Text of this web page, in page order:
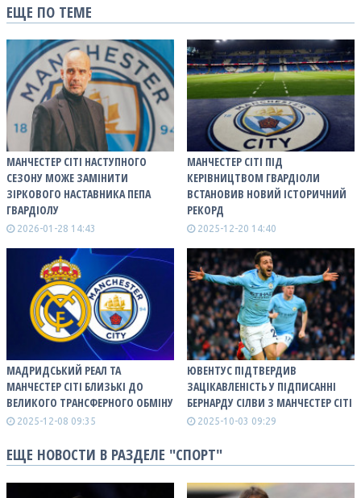
ЕЩЕ ПО ТЕМЕ
МАНЧЕСТЕР СІТІ НАСТУПНОГО
СЕЗОНУ МОЖЕ ЗАМІНИТИ
ЗІРКОВОГО НАСТАВНИКА ПЕПА
ГВАРДІОЛУ
2026-01-28 14:43
МАНЧЕСТЕР СІТІ ПІД
КЕРІВНИЦТВОМ ГВАРДІОЛИ
ВСТАНОВИВ НОВИЙ ІСТОРИЧНИЙ
РЕКОРД
2025-12-20 14:40
МАДРИДСЬКИЙ РЕАЛ ТА
МАНЧЕСТЕР СІТІ БЛИЗЬКІ ДО
ВЕЛИКОГО ТРАНСФЕРНОГО ОБМІНУ
2025-12-08 09:35
ЮВЕНТУС ПІДТВЕРДИВ
ЗАЦІКАВЛЕНІСТЬ У ПІДПИСАННІ
БЕРНАРДУ СІЛВИ З МАНЧЕСТЕР СІТІ
2025-10-03 09:29
ЕЩЕ НОВОСТИ В РАЗДЕЛЕ "СПОРТ"